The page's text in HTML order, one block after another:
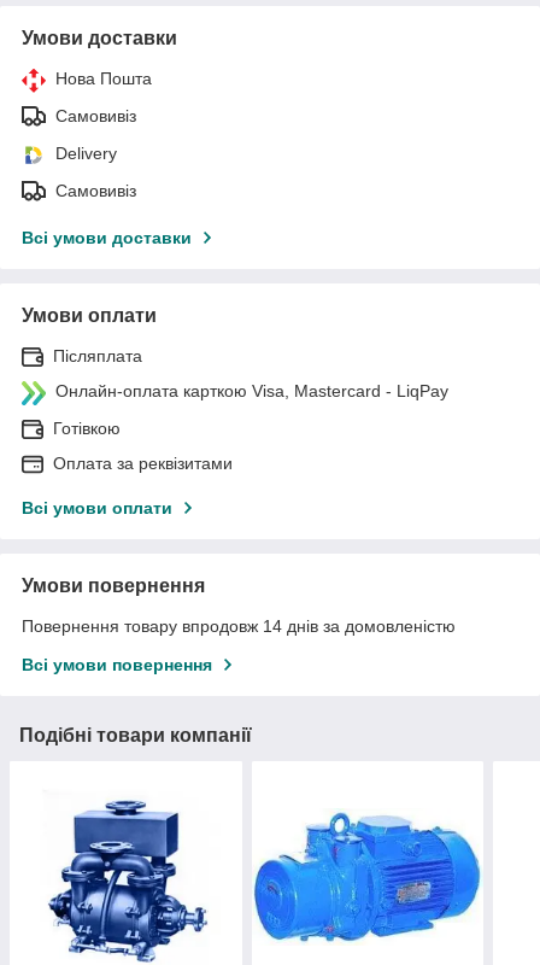
Умови доставки
Нова Пошта
Самовивіз
Delivery
Самовивіз
Всі умови доставки
Умови оплати
Післяплата
Онлайн-оплата карткою Visa, Mastercard - LiqPay
Готівкою
Оплата за реквізитами
Всі умови оплати
Умови повернення
Повернення товару впродовж 14 днів за домовленістю
Всі умови повернення
Подібні товари компанії